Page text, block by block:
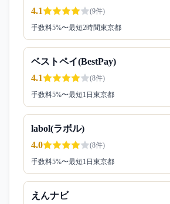
4.1
(9件)
手数料5%〜最短2時間東京都
ベストペイ(BestPay)
4.1
(8件)
手数料5%〜最短1日 東京都
labol(ラボル)
4.0
(8件)
手数料5%〜最短1日 東京都
えんナビ